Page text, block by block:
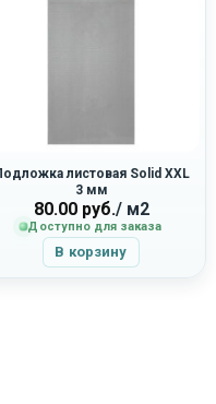
листовая Solid XXL
3 мм
80.00руб./ м2
Доступно для заказа
В корзину